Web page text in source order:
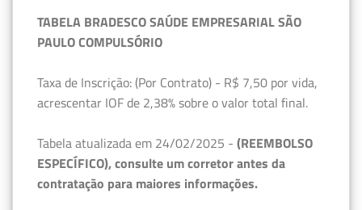
TABELA BRADESCO SAÚDE EMPRESARIAL SÃO
PAULO COMPULSÓRIO
Taxa de Inscrição: (Por Contrato) - R$ 7,50 por vida,
acrescentar IOF de 2,38% sobre o valor total final.
Tabela atualizada em 24/02/2025 - (REEMBOLSO
ESPECÍFICO), consulte um corretor antes da
contratação para maiores informações.